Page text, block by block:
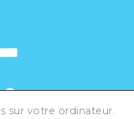
sur votre ordinateur.